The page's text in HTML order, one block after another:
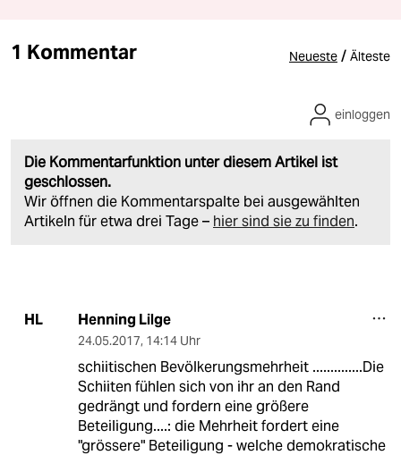
1 Kommentar Neueste / Älteste
Die Kommentarfunktion unter diesem Artikel ist
geschlossen.
Wir öffnen die Kommentarspalte bei ausgewählten
Artikeln für etwa drei Tage – hier sind sie zu finden.
einloggen
HL Henning Lilge
24.05.2017, 14:14 Uhr
schiitischen Bevölkerungsmehrheit ..............Die
Schiiten fühlen sich von ihr an den Rand
gedrängt und fordern eine größere
Beteiligung....: die Mehrheit fordert eine
"grössere" Beteiligung - welche demokratische